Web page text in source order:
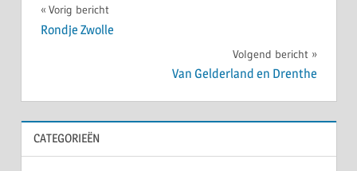
Bericht
navigatie
Vorig bericht
Rondje Zwolle
Volgend bericht
Van Gelderland en Drenthe
CATEGORIEËN